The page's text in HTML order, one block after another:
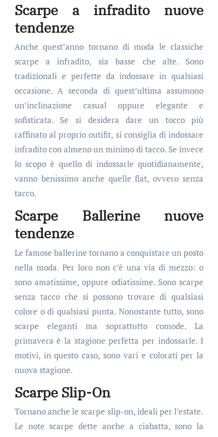
Scarpe a infradito nuove
tendenze
Anche quest’anno tornano di moda le classiche
scarpe a infradito, sia basse che alte. Sono
tradizionali e perfette da indossare in qualsiasi
occasione. A seconda di quest’ultima assumono
un’inclinazione casual oppure elegante e
sofisticata. Se si desidera dare un tocco più
raffinato al proprio outifit, si consiglia di indossare
infradito con almeno un minimo di tacco. Se invece
lo scopo è quello di indossarle quotidianamente,
vanno benissimo anche quelle flat, ovvero senza
tacco.
Scarpe Ballerine nuove
tendenze
Le famose ballerine tornano a conquistare un posto
nella moda. Per loro non c’è una via di mezzo: o
sono amatissime, oppure odiatissime. Sono scarpe
senza tacco che si possono trovare di qualsiasi
colore o di qualsiasi punta. Nonostante tutto, sono
scarpe eleganti ma soprattutto comode. La
primavera è la stagione perfetta per indossarle. I
motivi, in questo caso, sono vari e colorati per la
nuova stagione.
Scarpe Slip-On
Tornano anche le scarpe slip-on, ideali per l’estate.
Le note scarpe dette anche a ciabatta, sono la